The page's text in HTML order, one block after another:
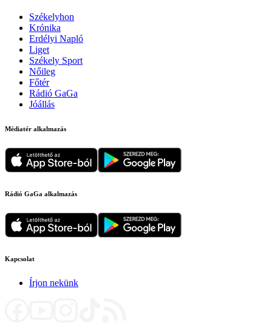
Székelyhon
Krónika
Erdélyi Napló
Liget
Székely Sport
Nőileg
Főtér
Rádió GaGa
Jóállás
Médiatér alkalmazás
Rádió GaGa alkalmazás
Kapcsolat
Írjon nekünk